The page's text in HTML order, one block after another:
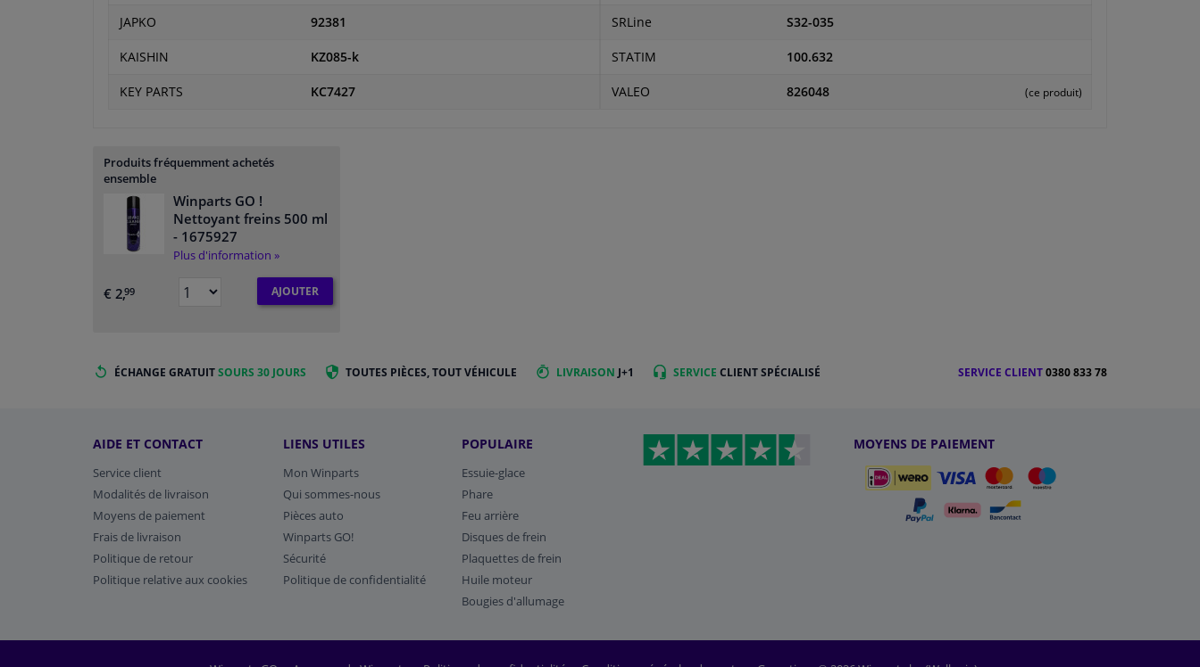
JAPKO 92381
KAISHIN KZ085-k
KEY PARTS KC7427
SRLine S32-035
STATIM 100.632
VALEO 826048 (ce produit)
Produits fréquemment achetés
ensemble
Winparts GO !
Nettoyant freins 500 ml
- 1675927
Plus d'information »
€ 2,99 AJOUTER
ÉCHANGE GRATUITSOURS 30 JOURS TOUTES PIÈCES, TOUT VÉHICULE LIVRAISON J+1 SERVICE CLIENT SPÉCIALISÉ SERVICE CLIENT0380 833 78
AIDE ET CONTACT
Service client
Modalités de livraison
Moyens de paiement
Frais de livraison
Politique de retour
Politique relative aux cookies
LIENS UTILES
Mon Winparts
Qui sommes-nous
Pièces auto
Winparts GO!
Sécurité
Politique de confidentialité
POPULAIRE
Essuie-glace
Phare
Feu arrière
Disques de frein
Plaquettes de frein
Huile moteur
Bougies d'allumage
MOYENS DE PAIEMENT